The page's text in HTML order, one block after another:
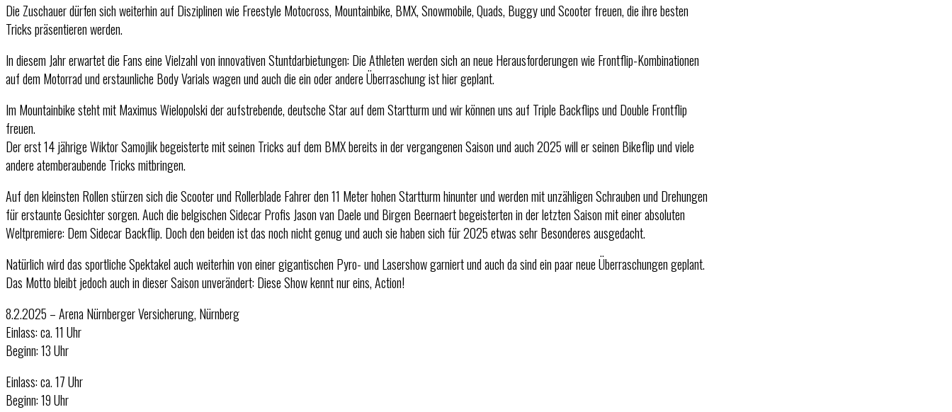
Die Zuschauer dürfen sich weiterhin auf Disziplinen wie Freestyle Motocross, Mountainbike, BMX, Snowmobile, Quads, Buggy und Scooter freuen, die ihre besten
Tricks präsentieren werden.
In diesem Jahr erwartet die Fans eine Vielzahl von innovativen Stuntdarbietungen: Die Athleten werden sich an neue Herausforderungen wie Frontflip-Kombinationen
auf dem Motorrad und erstaunliche Body Varials wagen und auch die ein oder andere Überraschung ist hier geplant.
Im Mountainbike steht mit Maximus Wielopolski der aufstrebende, deutsche Star auf dem Startturm und wir können uns auf Triple Backflips und Double Frontflip
freuen.
Der erst 14 jährige Wiktor Samojlik begeisterte mit seinen Tricks auf dem BMX bereits in der vergangenen Saison und auch 2025 will er seinen Bikeflip und viele
andere atemberaubende Tricks mitbringen.
Auf den kleinsten Rollen stürzen sich die Scooter und Rollerblade Fahrer den 11 Meter hohen Startturm hinunter und werden mit unzähligen Schrauben und Drehungen
für erstaunte Gesichter sorgen. Auch die belgischen Sidecar Profis Jason van Daele und Birgen Beernaert begeisterten in der letzten Saison mit einer absoluten
Weltpremiere: Dem Sidecar Backflip. Doch den beiden ist das noch nicht genug und auch sie haben sich für 2025 etwas sehr Besonderes ausgedacht.
Natürlich wird das sportliche Spektakel auch weiterhin von einer gigantischen Pyro- und Lasershow garniert und auch da sind ein paar neue Überraschungen geplant.
Das Motto bleibt jedoch auch in dieser Saison unverändert: Diese Show kennt nur eins, Action!
8.2.2025 – Arena Nürnberger Versicherung, Nürnberg
Einlass: ca. 11 Uhr
Beginn: 13 Uhr
Einlass: ca. 17 Uhr
Beginn: 19 Uhr